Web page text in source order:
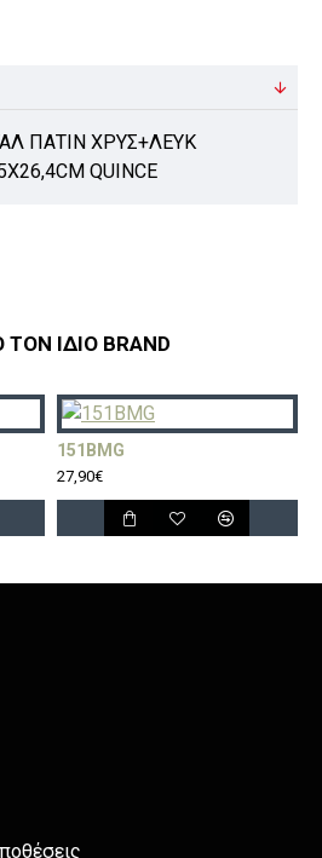
ΠΑΤΙΝ ΧΡΥΣ+ΛΕΥΚ
QUINCE
ΊΔΙΟ BRAND
151BMG
27,90€